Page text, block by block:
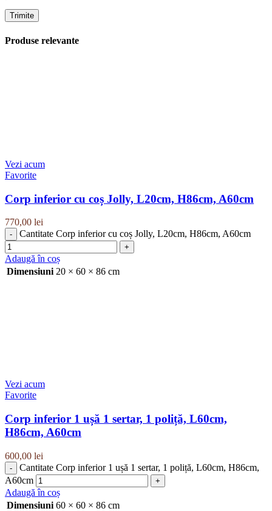
Produse relevante
Vezi acum
Favorite
Corp inferior cu coș Jolly, L20cm, H86cm, A60cm
770,00 lei
Cantitate Corp inferior cu coș Jolly, L20cm, H86cm, A60cm
Adaugă în coș
Dimensiuni 20 × 60 × 86 cm
Vezi acum
Favorite
Corp inferior 1 ușă 1 sertar, 1 poliță, L60cm,
H86cm, A60cm
600,00 lei
Cantitate Corp inferior 1 ușă 1 sertar, 1 poliță, L60cm, H86cm,
A60cm
Adaugă în coș
Dimensiuni 60 × 60 × 86 cm